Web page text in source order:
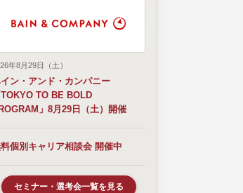
年8月29日（土）
ン・アンド・カンパニー
TOKYO TO BE BOLD
」8月29日（土）開催
個別キャリア相談会 開催中
セミナー・選考会一覧を見る